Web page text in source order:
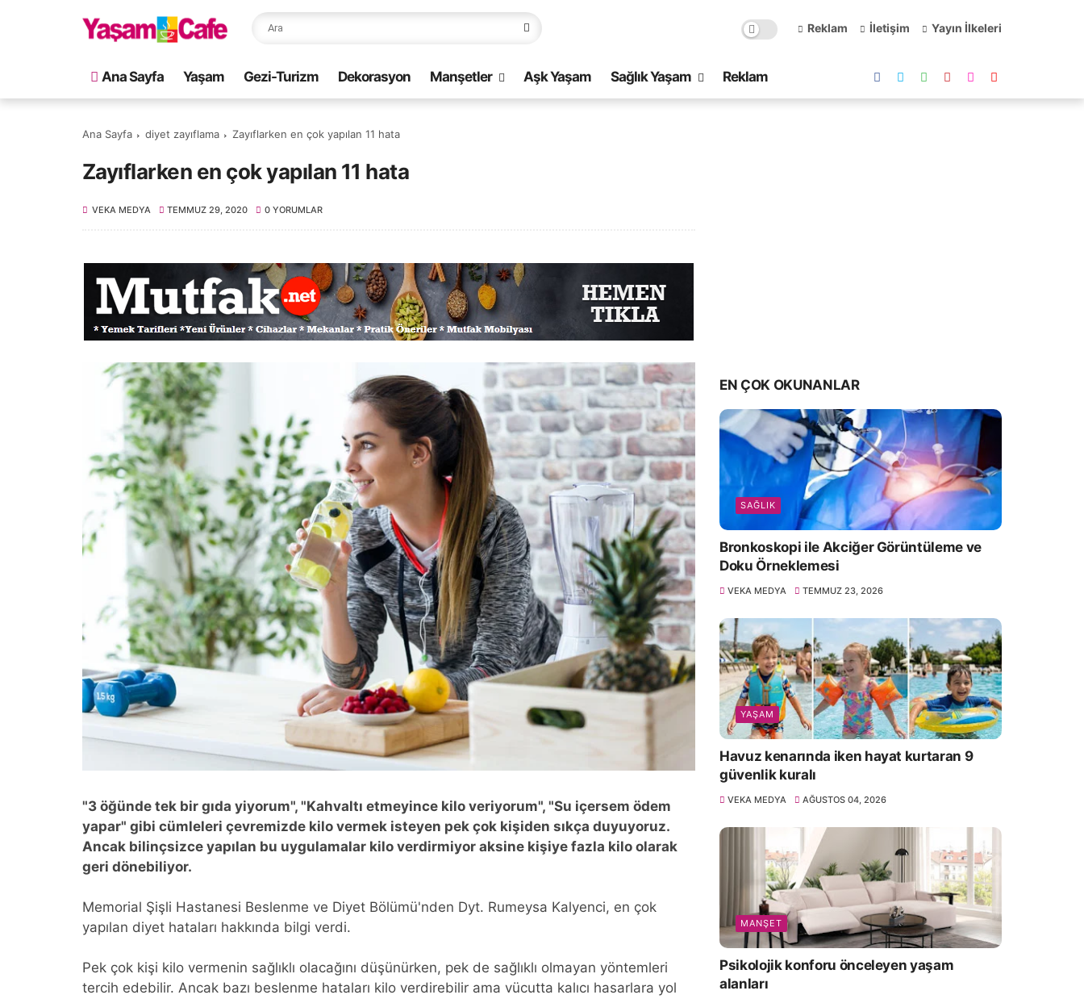
Reklam İletişim Yayın İlkeleri
Ana Sayfa Yaşam Gezi-Turizm Dekorasyon Manşetler Aşk Yaşam Sağlık Yaşam Reklam
Ana Sayfa diyet zayıflama Zayıflarken en çok yapılan 11 hata
Zayıflarken en çok yapılan 11 hata
VEKA MEDYA TEMMUZ 29, 2020 0 YORUMLAR
"3 öğünde tek bir gıda yiyorum", "Kahvaltı etmeyince kilo veriyorum", "Su içersem ödem
yapar" gibi cümleleri çevremizde kilo vermek isteyen pek çok kişiden sıkça duyuyoruz.
Ancak bilinçsizce yapılan bu uygulamalar kilo verdirmiyor aksine kişiye fazla kilo olarak
geri dönebiliyor.
Memorial Şişli Hastanesi Beslenme ve Diyet Bölümü'nden Dyt. Rumeysa Kalyenci, en çok
yapılan diyet hataları hakkında bilgi verdi.
Pek çok kişi kilo vermenin sağlıklı olacağını düşünürken, pek de sağlıklı olmayan yöntemleri
tercih edebilir. Ancak bazı beslenme hataları kilo verdirebilir ama vücutta kalıcı hasarlara yol
EN ÇOK OKUNANLAR
SAĞLIK
Bronkoskopi ile Akciğer Görüntüleme ve
Doku Örneklemesi
VEKA MEDYA TEMMUZ 23, 2026
YAŞAM
Havuz kenarında iken hayat kurtaran 9
güvenlik kuralı
VEKA MEDYA AĞUSTOS 04, 2026
MANŞET
Psikolojik konforu önceleyen yaşam
alanları